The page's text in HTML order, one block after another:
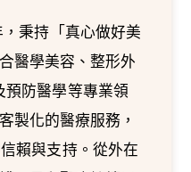
秉持「真心做好美
醫學美容、整形外
預防醫學等專業領
製化的醫療服務，
賴與支持。從外在